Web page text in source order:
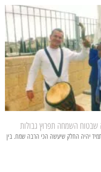
שבטוח השמחה תפרוץ גבולות
יהיה החלק שיעשה הכי הרבה שמח. בין